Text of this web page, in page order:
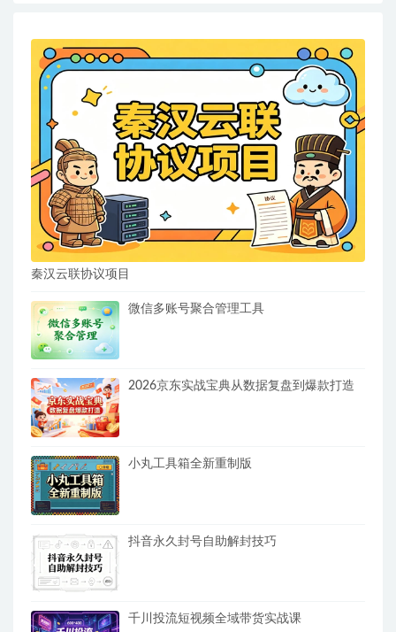
秦汉云联协议项目
微信多账号聚合管理工具
2026京东实战宝典从数据复盘到爆款打造
小丸工具箱全新重制版
抖音永久封号自助解封技巧
千川投流短视频全域带货实战课